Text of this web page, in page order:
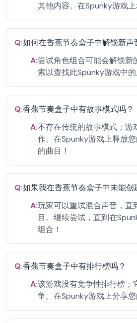
其他内容。在Spunky游戏上
Q:如何在香蕉节奏盒子中解锁新声
A:尝试角色组合可能会解锁新
索以查找此Spunky游戏中的
Q:香蕉节奏盒子中有故事模式吗？
A:不存在传统的故事模式；游
作。在Spunky游戏上释放
的曲目！
Q:如果我在香蕉节奏盒子中未能创
A:玩家可以重试混合声音，直
目。继续尝试，直到在
组合！
Q:香蕉节奏盒子中有排行榜吗？
A:该游戏没有竞争性排行榜；
争。在Spunky游戏上分享